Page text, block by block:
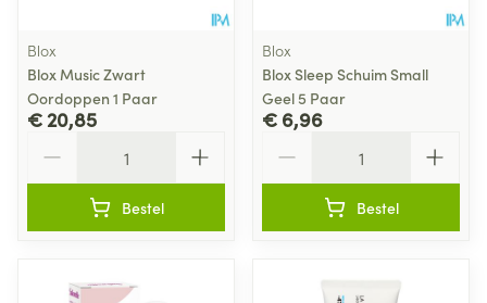
Blox
Blox Music Zwart
Oordoppen 1 Paar
€ 20,85
Bestel
Blox
Blox Sleep Schuim Small
Geel 5 Paar
€ 6,96
Bestel